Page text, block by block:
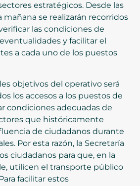
estratégicos. Desde las
mañana se realizarán recorridos
las condiciones de
y facilitar el
a cada uno de los puestos
objetivos del operativo será
los accesos a los puestos de
condiciones adecuadas de
que históricamente
de ciudadanos durante
Por esta razón, la Secretaría
ciudadanos para que, en la
utilicen el transporte público
facilitar estos